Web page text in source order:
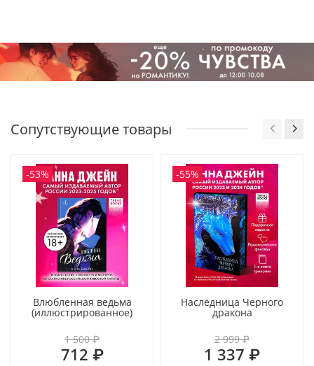
Сопутствующие товары
-53%
Влюбленная ведьма
(иллюстрированное)
1 500 ₽
712 ₽
-55%
Наследница Черного
дракона
2 999 ₽
1 337 ₽